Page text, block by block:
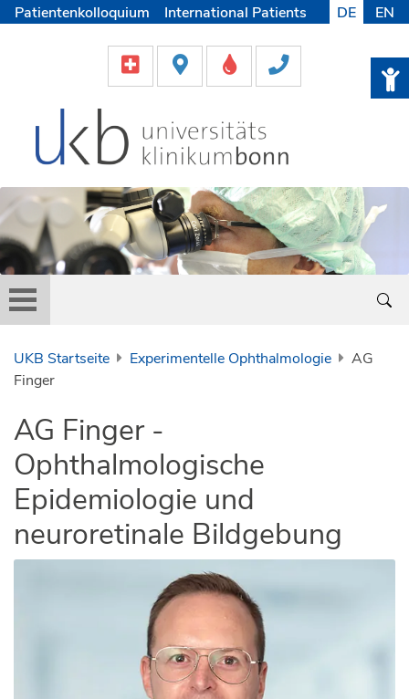
Patientenkolloquium
International Patients
Helfen & Spenden
Medien
DE EN
UKB Startseite Experimentelle Ophthalmologie
AG
Finger
AG Finger -
Ophthalmologische
Epidemiologie und
neuroretinale Bildgebung